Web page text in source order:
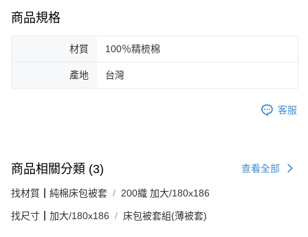
商品規格
材質 100％精梳棉
產地 台灣
客服
商品相關分類 (3) 查看全部
找材質┃純棉床包被套 200織 加大/180x186
找尺寸┃加大/180x186 床包被套組(薄被套)